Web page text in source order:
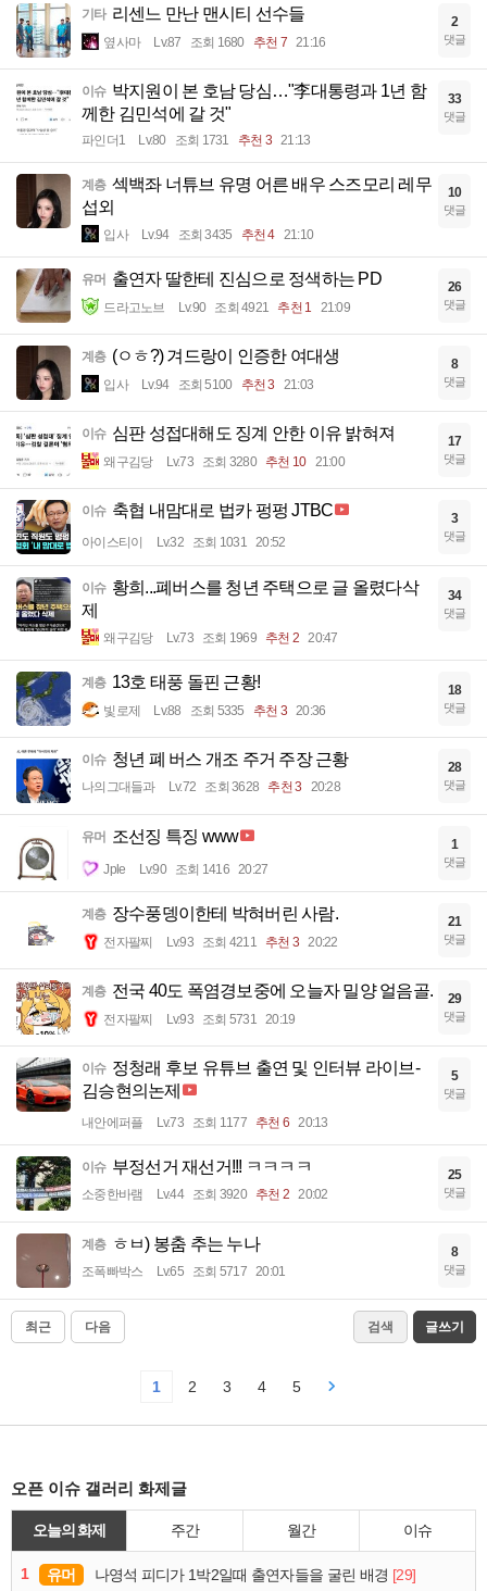
기타 리센느 만난 맨시티 선수들
옆사마 Lv.87 조회 1680 추천 7 21:16
2
댓글
이슈 박지원이 본 호남 당심…"李대통령과 1년 함
께한 김민석에 갈 것"
파인더1 Lv.80 조회 1731 추천 3 21:13
33
댓글
계층 섹백좌 너튜브 유명 어른 배우 스즈모리 레무
섭외
입사 Lv.94 조회 3435 추천 4 21:10
10
댓글
유머 출연자 딸한테 진심으로 정색하는 PD
드라고노브 Lv.90 조회 4921 추천 1 21:09
26
댓글
계층 (ㅇㅎ?) 겨드랑이 인증한 여대생
입사 Lv.94 조회 5100 추천 3 21:03
8
댓글
이슈 심판 성접대해도 징계 안한 이유 밝혀져
왜구김당 Lv.73 조회 3280 추천 10 21:00
17
댓글
이슈 축협 내맘대로 법카 펑펑 JTBC
아이스티이 Lv.32 조회 1031 20:52
3
댓글
이슈 황희...폐버스를 청년 주택으로 글 올렸다삭
제
왜구김당 Lv.73 조회 1969 추천 2 20:47
34
댓글
계층 13호 태풍 돌핀 근황!
빛로제 Lv.88 조회 5335 추천 3 20:36
18
댓글
이슈 청년 폐 버스 개조 주거 주장 근황
나의그대들과 Lv.72 조회 3628 추천 3 20:28
28
댓글
유머 조선징 특징 www
Jple Lv.90 조회 1416 20:27
1
댓글
계층 장수풍뎅이한테 박혀버린 사람.
전자팔찌 Lv.93 조회 4211 추천 3 20:22
21
댓글
계층 전국 40도 폭염경보중에 오늘자 밀양 얼음골.
전자팔찌 Lv.93 조회 5731 20:19
29
댓글
이슈 정청래 후보 유튜브 출연 및 인터뷰 라이브-
김승현의논제
내안에퍼플 Lv.73 조회 1177 추천 6 20:13
5
댓글
이슈 부정선거 재선거!!! ㅋㅋㅋㅋ
소중한바램 Lv.44 조회 3920 추천 2 20:02
25
댓글
계층 ㅎㅂ) 봉춤 추는 누나
조폭빠박스 Lv.65 조회 5717 20:01
8
댓글
최근 다음 검색 글쓰기
1 2 3 4 5
오픈 이슈 갤러리 화제글
오늘의 화제 주간 월간 이슈
1 유머 나영석 피디가 1박2일때 출연자들을 굴린 배경 [29]